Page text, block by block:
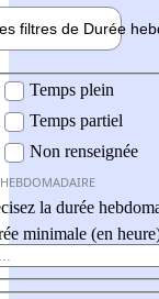
filtres de Durée
Temps plein
Temps partiel
Non renseignée
la durée
minimale (en